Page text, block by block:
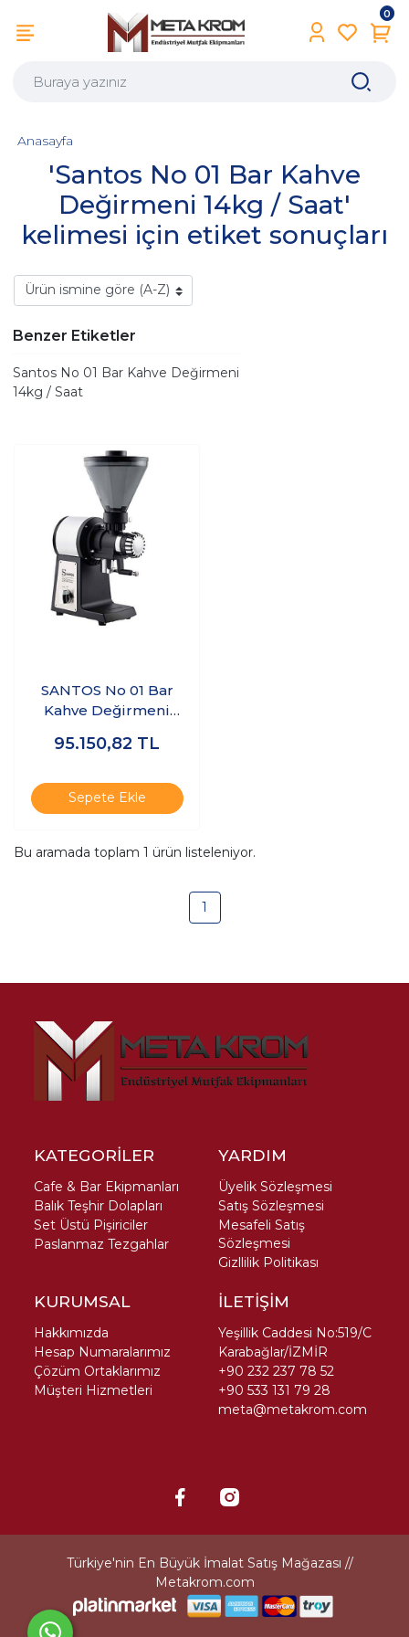
0
'Santos No 01 Bar Kahve
Değirmeni 14kg / Saat'
kelimesi için etiket sonuçları
Anasayfa
Benzer Etiketler
Santos No 01 Bar Kahve Değirmeni
14kg / Saat
SANTOS No 01 Bar
Kahve Değirmeni
95.150,82 TL
Sepete Ekle
Bu aramada toplam 1 ürün listeleniyor.
1
KATEGORİLER
Cafe & Bar Ekipmanları
Balık Teşhir Dolapları
Set Üstü Pişiriciler
Paslanmaz Tezgahlar
YARDIM
Üyelik Sözleşmesi
Satış Sözleşmesi
Mesafeli Satış
Sözleşmesi
Gizllilik Politikası
KURUMSAL
Hakkımızda
Hesap Numaralarımız
Çözüm Ortaklarımız
Müşteri Hizmetleri
İLETİŞİM
Yeşillik Caddesi No:519/C
Karabağlar/İZMİR
+90 232 237 78 52
+90 533 131 79 28
meta@metakrom.com
Türkiye'nin En Büyük İmalat Satış Mağazası //
Metakrom.com